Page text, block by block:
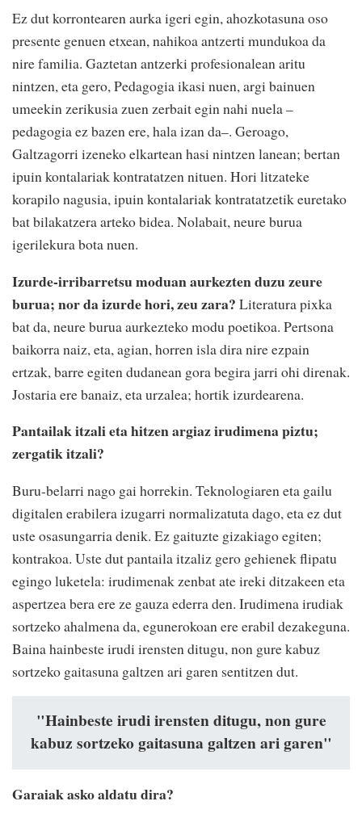
Ez dut korrontearen aurka igeri egin, ahozkotasuna oso
presente genuen etxean, nahikoa antzerti mundukoa da
nire familia. Gaztetan antzerki profesionalean aritu
nintzen, eta gero, Pedagogia ikasi nuen, argi bainuen
umeekin zerikusia zuen zerbait egin nahi nuela –
pedagogia ez bazen ere, hala izan da–. Geroago,
Galtzagorri izeneko elkartean hasi nintzen lanean; bertan
ipuin kontalariak kontratatzen nituen. Hori litzateke
korapilo nagusia, ipuin kontalariak kontratatzetik euretako
bat bilakatzera arteko bidea. Nolabait, neure burua
igerilekura bota nuen.
Izurde-irribarretsu moduan aurkezten duzu zeure
burua; nor da izurde hori, zeu zara? Literatura pixka
bat da, neure burua aurkezteko modu poetikoa. Pertsona
baikorra naiz, eta, agian, horren isla dira nire ezpain
ertzak, barre egiten dudanean gora begira jarri ohi direnak.
Jostaria ere banaiz, eta urzalea; hortik izurdearena.
Pantailak itzali eta hitzen argiaz irudimena piztu;
zergatik itzali?
Buru-belarri nago gai horrekin. Teknologiaren eta gailu
digitalen erabilera izugarri normalizatuta dago, eta ez dut
uste osasungarria denik. Ez gaituzte gizakiago egiten;
kontrakoa. Uste dut pantaila itzaliz gero gehienek flipatu
egingo luketela: irudimenak zenbat ate ireki ditzakeen eta
aspertzea bera ere ze gauza ederra den. Irudimena irudiak
sortzeko ahalmena da, egunerokoan ere erabil dezakeguna.
Baina hainbeste irudi irensten ditugu, non gure kabuz
sortzeko gaitasuna galtzen ari garen sentitzen dut.
"Hainbeste irudi irensten ditugu, non gure
kabuz sortzeko gaitasuna galtzen ari garen"
Garaiak asko aldatu dira?